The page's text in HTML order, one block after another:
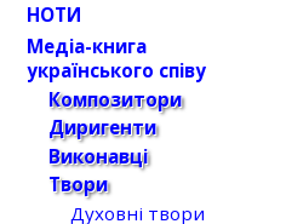
НОТИ
Медіа-книга
українського співу
Композитори
Диригенти
Виконавці
Твори
Духовні твори